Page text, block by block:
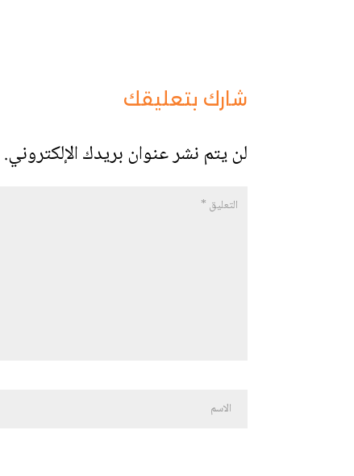
شارك بتعليقك
لن يتم نشر عنوان بريدك الإلكتروني.